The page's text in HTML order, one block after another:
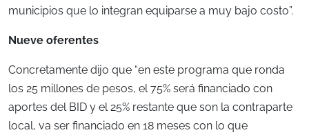
municipios que lo integran equiparse a muy bajo costo”.
Nueve oferentes
Concretamente dijo que “en este programa que ronda
los 25 millones de pesos, el 75% será financiado con
aportes del BID y el 25% restante que son la contraparte
local, va ser financiado en 18 meses con lo que